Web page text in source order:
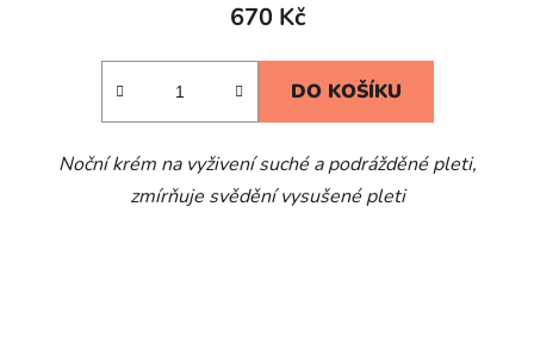
670 Kč
DO KOŠÍKU
Noční krém na vyživení suché a podrážděné pleti,
zmírňuje svědění vysušené pleti